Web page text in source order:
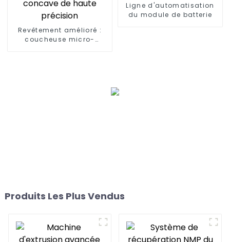
Revêtement amélioré :
coucheuse micro-
Ligne d'automatisation
du module de batterie
Produits Les Plus Vendus